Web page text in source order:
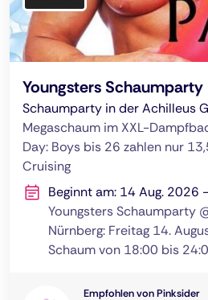
Youngsters Schaumparty
Schaumparty in der Achilleus
Megaschaum im XXL-
Day: Boys bis 26 zahlen nur
Cruising
Beginnt am: 14 Aug. 2026
Youngsters Schaumparty
Nürnberg: Freitag 14.
Schaum von 18:00 bis
Empfohlen von Pinksider